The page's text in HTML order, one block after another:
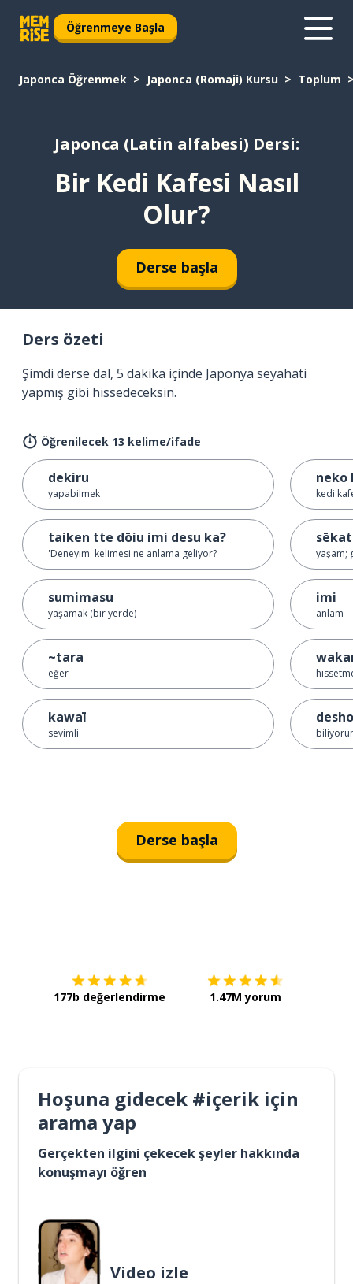
Öğrenmeye Başla
Japonca Öğrenmek Japonca (Romaji) Kursu Toplum
Japonca (Latin alfabesi) Dersi:
Bir Kedi Kafesi Nasıl
Olur?
Derse başla
Ders özeti
Şimdi derse dal, 5 dakika içinde Japonya seyahati
yapmış gibi hissedeceksin.
Öğrenilecek 13 kelime/ifade
dekiru
yapabilmek
taiken tte dōiu imi desu ka?
'Deneyim' kelimesi ne anlama geliyor?
sumimasu
yaşamak (bir yerde)
~tara
eğer
kawaī
sevimli
neko
kedi
yaşam;
imi
anlam
Derse başla
177b değerlendirme 1.47M yorum
Hoşuna gidecek #içerik için
arama yap
Gerçekten ilgini çekecek şeyler hakkında
konuşmayı öğren
Video izle